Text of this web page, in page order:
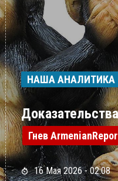
НАША АНАЛИТИКА
Гнев
16 Мая 2026 - 02:08